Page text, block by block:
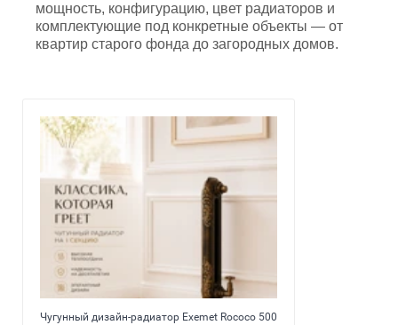
мощность, конфигурацию, цвет радиаторов и
комплектующие под конкретные объекты — от
квартир старого фонда до загородных домов.
Чугунный дизайн-радиатор Exemet Rococo 500